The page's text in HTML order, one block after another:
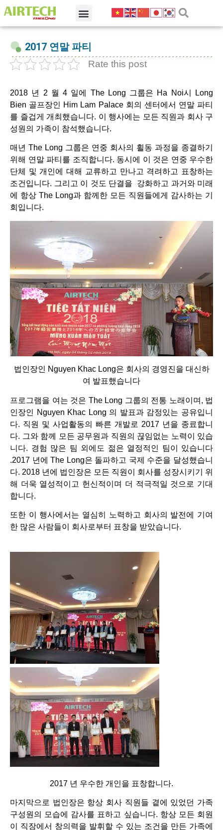
2017 연말 파티
Rate this post
2018 년 2 월 4 일에 The Long 그룹은 Ha Noi시 Long
Bien 골프장인 Him Lam Palace 회의 센터에서 연말 파티
를 즐겁게 개최했습니다. 이 행사에는 모든 직원과 회사 구
성원의 가족이 참석했습니다.
매년 The Long 그룹은 연중 회사의 횔동 과정을 종결하기
위해 연말 파티를 조직합니다. 동시에 이 것은 연중 우수한
단체 및 개인에 대해 교류하고 만나고 격려하고 표창하는
조건입니다. 그리고 이 것도 단결을 강화하고 과거와 미래
에 항상 The Long과 함께한 모든 직원들에게 감사하는 기
회입니다.
법인장인 Nguyen Khac Long은 회사의 경영진을 대신하
여 발표했습니다
프로그램을 여는 것은 The Long 그룹의 전통 노래이며, 법
인장인 Nguyen Khac Long 의 발표과 감정있는 공유입니
다. 직원 및 사업활동의 빠른 개발로 2017 년을 종료합니
다. 그와 함께 모든 공무원과 직원의 끊임없는 노력이 있습
니다. 경험 많은 팀 외에도 젊은 열정적인 팀이 있습니다
.2017 년에 The Long은 돌파하고 국제 수준을 달성했습니
다. 2018 년에 법인장은 모든 직원이 회사를 성장시키기 위
해 더욱 열성적이고 헌신적이며 더 적극적일 것으로 기대
합니다.
또한 이 행사에서는 열심히 노력하고 회사의 발전에 기여
한 많은 사람들이 회사로부터 표창을 받았습니다.
2017 년 우수한 개인을 표창합니다.
마지막으로 법인장은 항상 회사 직원들 곁에 있었던 가족
구성원의 모습에 감사를 표하고 싶습니다. 항상 모든 회원
이 직장에서 창의력을 발휘할 수 있는 조건을 만든 가족에